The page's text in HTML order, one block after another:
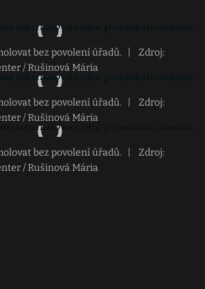
bez povolení úřadů.
Zdroj:
/ Rušinová Mária
bez povolení úřadů.
Zdroj:
/ Rušinová Mária
bez povolení úřadů.
Zdroj:
/ Rušinová Mária